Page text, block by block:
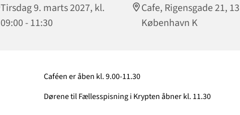
Tirsdag 9. marts 2027, kl.
09:00 - 11:30
Cafe, Rigensgade 21,
København K
Caféen er åben kl. 9.00-11.30
Dørene til Fællesspisning i Krypten åbner kl. 11.30